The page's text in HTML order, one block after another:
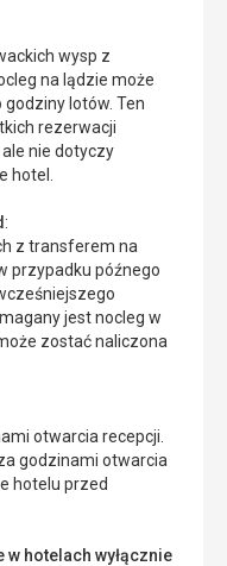
wysp z
na lądzie może
godziny lotów. Ten
rezerwacji
nie dotyczy
hotel.
:
z transferem na
przypadku późnego
jest nocleg w
zostać naliczona
otwarcia recepcji.
godzinami otwarcia
hotelu przed
hotelach wyłącznie